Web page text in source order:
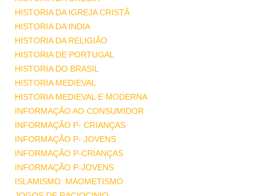
HISTORIA DA IGREJA CRISTÃ
HISTORIA DA INDIA
HISTORIA DA RELIGIÃO
HISTORIA DE PORTUGAL
HISTORIA DO BRASIL
HISTORIA MEDIEVAL
HISTORIA MEDIEVAL E MODERNA
INFORMAÇÃO AO CONSUMIDOR
INFORMAÇÃO P- CRIANÇAS
INFORMAÇÃO P- JOVENS
INFORMAÇÃO P-CRIANÇAS
INFORMAÇÃO P-JOVENS
ISLAMISMO. MAOMETISMO